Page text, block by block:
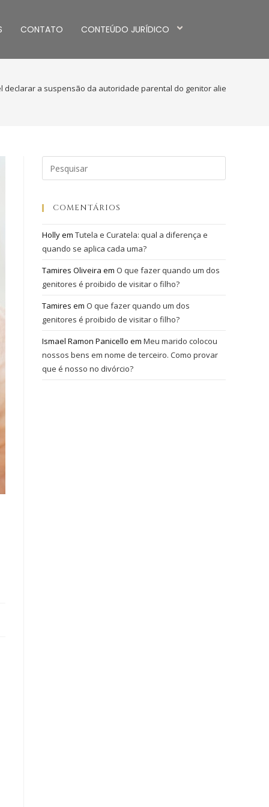
CONTATO CONTEÚDO JURÍDICO
declarar a suspensão da autoridade parental do genitor alienador?
COMENTÁRIOS
Hollyem Tutela e Curatela: qual a diferença e
quando se aplica cada uma?
Tamires Oliveira em O que fazer quando um dos
genitores é proibido de visitar o filho?
Tamires em O que fazer quando um dos
genitores é proibido de visitar o filho?
Ismael Ramon Panicello em Meu marido colocou
nossos bens em nome de terceiro. Como provar
que é nosso no divórcio?